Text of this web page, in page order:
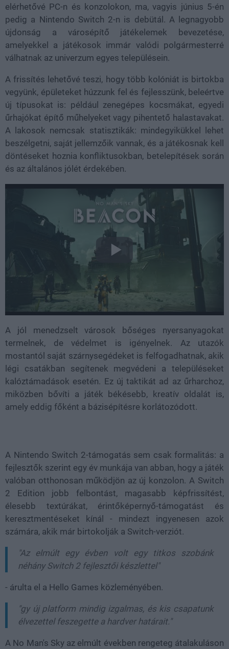
elérhetővé PC-n és konzolokon, ma, vagyis június 5-én
pedig a Nintendo Switch 2-n is debütál. A legnagyobb
újdonság a városépítő játékelemek bevezetése,
amelyekkel a játékosok immár valódi polgármesterré
válhatnak az univerzum egyes településein.
A frissítés lehetővé teszi, hogy több kolóniát is birtokba
vegyünk, épületeket húzzunk fel és fejlesszünk, beleértve
új típusokat is: például zenegépes kocsmákat, egyedi
űrhajókat építő műhelyeket vagy pihentető halastavakat.
A lakosok nemcsak statisztikák: mindegyikükkel lehet
beszélgetni, saját jellemzőik vannak, és a játékosnak kell
döntéseket hoznia konfliktusokban, betelepítések során
és az általános jólét érdekében.
A jól menedzselt városok bőséges nyersanyagokat
termelnek, de védelmet is igényelnek. Az utazók
mostantól saját szárnysegédeket is felfogadhatnak, akik
légi csatákban segítenek megvédeni a településeket
kalóztámadások esetén. Ez új taktikát ad az űrharchoz,
miközben bővíti a játék békésebb, kreatív oldalát is,
amely eddig főként a bázisépítésre korlátozódott.
A Nintendo Switch 2-támogatás sem csak formalitás: a
fejlesztők szerint egy év munkája van abban, hogy a játék
valóban otthonosan működjön az új konzolon. A Switch
2 Edition jobb felbontást, magasabb képfrissítést,
élesebb textúrákat, érintőképernyő-támogatást és
keresztmentéseket kínál - mindezt ingyenesen azok
számára, akik már birtokolják a Switch-verziót.
"Az elmúlt egy évben volt egy titkos szobánk
néhány Switch 2 fejlesztői készlettel"
- árulta el a Hello Games közleményében.
"gy új platform mindig izgalmas, és kis csapatunk
élvezettel feszegette a hardver határait."
A No Man's Sky az elmúlt években rengeteg átalakuláson